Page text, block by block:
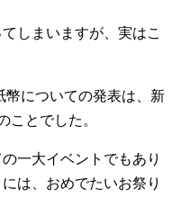
しまいますが、実はこ
幣についての発表は、新
ことでした。
一大イベントでもあり
は、おめでたいお祭り